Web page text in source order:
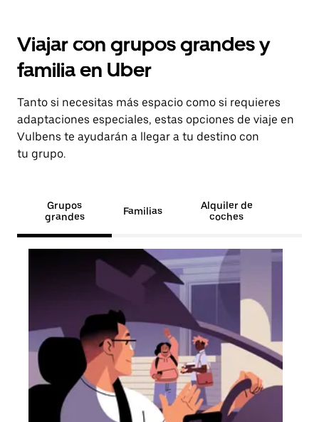
Viajar con grupos grandes y
familia en Uber
Tanto si necesitas más espacio como si requieres
adaptaciones especiales, estas opciones de viaje en
Vulbens te ayudarán a llegar a tu destino con
tu grupo.
Grupos
grandes
Familias
Alquiler de
coches